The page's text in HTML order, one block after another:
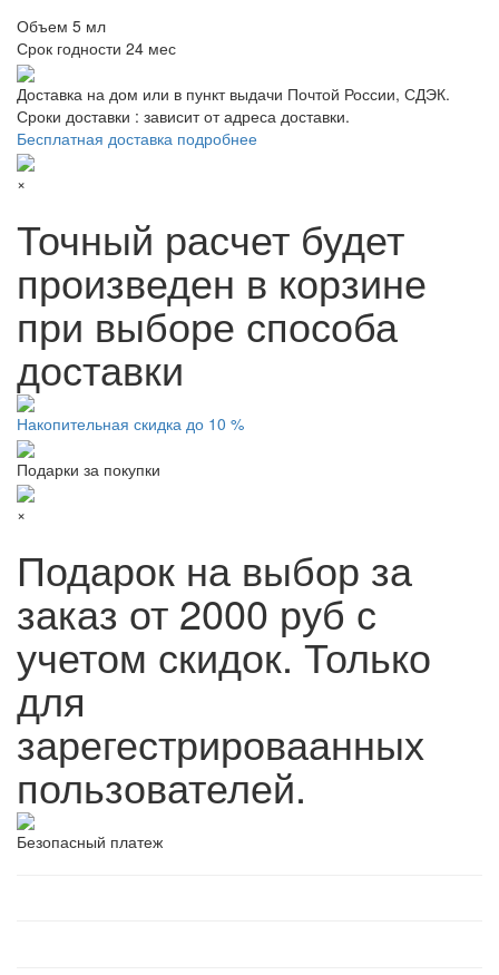
Объем 5 мл
Срок годности 24 мес
Доставка на дом или в пункт выдачи Почтой России, СДЭК.
Сроки доставки : зависит от адреса доставки.
Бесплатная доставка подробнее
×
Точный расчет будет
произведен в корзине
при выборе способа
доставки
Накопительная скидка до 10 %
Подарки за покупки
×
Подарок на выбор за
заказ от 2000 руб с
учетом скидок. Только
для
зарегестрироваанных
пользователей.
Безопасный платеж